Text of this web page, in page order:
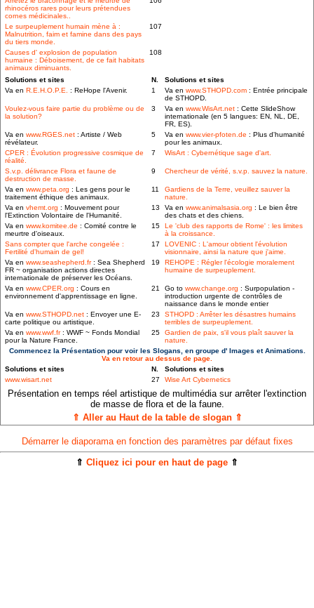
rhinocéros rares pour leurs prétendues
cornes médicinales..
Le surpeuplement humain mène à :
Malnutrition, faim et famine dans des pays
du tiers monde.
107
Causes d' explosion de population
humaine : Déboisement, de ce fait habitats
animaux diminuants.
108
Solutions et sites N.
Solutions et sites
Va en R.E.H.O.P.E. : ReHope l'Avenir. 1 Va en www.STHOPD.com : Entrée principale
de STHOPD.
Voulez-vous faire partie du problème ou de
la solution?
3 Va en www.WisArt.net : Cette SlideShow
internationale (en 5 langues: EN, NL, DE,
FR, ES).
Va en www.RGES.net : Artiste / Web
révélateur.
5 Va en www.vier-pfoten.de : Plus d'humanité
pour les animaux.
CPER : Évolution progressive cosmique de
réalité.
7 WisArt : Cybernétique sage d'art.
S.v.p. délivrance Flora et faune de
destruction de masse.
9 Chercheur de vérité, s.v.p. sauvez la nature.
Va en www.peta.org : Les gens pour le
traitement éthique des animaux.
11
Gardiens de la Terre, veuillez sauver la
nature.
Va en vhemt.org : Mouvement pour
l'Extinction Volontaire de l'Humanité.
13 Va en www.animalsasia.org : Le bien être
des chats et des chiens.
Va en www.komitee.de : Comité contre le
meurtre d'oiseaux.
15
Le 'club des rapports de Rome' : les limites
à la croissance.
Sans compter que l'arche congelée :
Fertilité d'humain de gel!
17
LOVENIC : L'amour obtient l'évolution
visionnaire, ainsi la nature que j'aime.
Va en www.seashepherd.fr: Sea Shepherd
FR ~ organisation actions directes
internationale de préserver les Océans.
19
REHOPE : Régler l'écologie moralement
humaine de surpeuplement.
Va en www.CPER.org : Cours en
environnement d'apprentissage en ligne.
21 Go to www.change.org : Surpopulation -
introduction urgente de contrôles de
naissance dans le monde entier
Va en www.STHOPD.net : Envoyer une E-
carte politique ou artistique.
23
STHOPD : Arrêter les désastres humains
terribles de surpeuplement.
Va en www.wwf.fr: WWF ~ Fonds Mondial
pour la Nature France.
25
Gardien de paix, s'il vous plaît sauver la
nature.
Commencez la Présentation pour voir les Slogans, en groupe d' Images et Animations.
Va en retour au dessus de page.
Solutions et sites
N.
Solutions et sites
www.wisart.net
27 Wise Art Cybernetics
Présentation en temps réel artistique de multimédia sur arrêter l'extinction
de masse de flora et de la faune.
⇑ Aller au Haut de la table de slogan ⇑
Démarrer le diaporama en fonction des paramètres par défaut fixes
⇑ Cliquez ici pour en haut de page ⇑